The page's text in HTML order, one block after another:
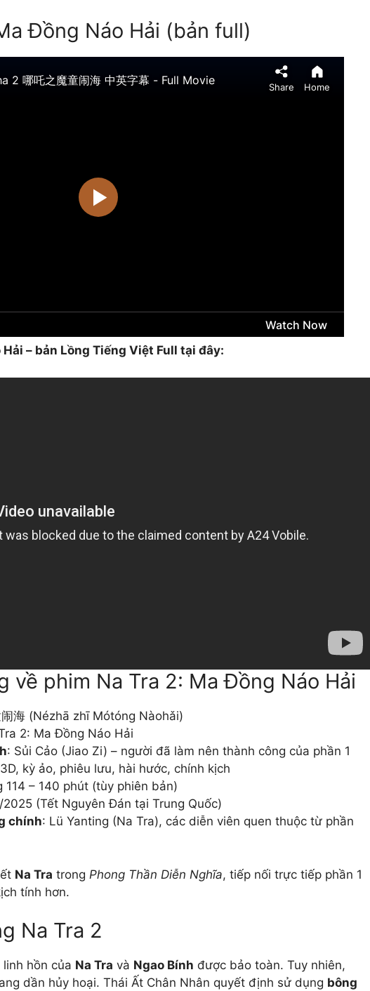
Đồng Náo Hải (bản full)
– bản Lồng Tiếng Việt Full tại đây:
về phim Na Tra 2: Ma Đồng Náo Hải
闹海 (Nézhā zhī Mótóng Nàohǎi)
2: Ma Đồng Náo Hải
: Sủi Cảo (Jiao Zi) – người đã làm nên thành công của phần 1
kỳ ảo, phiêu lưu, hài hước, chính kịch
114 – 140 phút (tùy phiên bản)
(Tết Nguyên Đán tại Trung Quốc)
chính: Lü Yanting (Na Tra), các diễn viên quen thuộc từ phần
Na Tra trong Phong Thần Diễn Nghĩa, tiếp nối trực tiếp phần 1
tính hơn.
Na Tra 2
linh hồn của Na Tra và Ngao Bính được bảo toàn. Tuy nhiên,
dần hủy hoại. Thái Ất Chân Nhân quyết định sử dụng bông